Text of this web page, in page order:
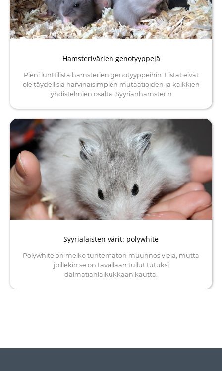
Hamsterivärien genotyyppejä
Pieni lunttilista hamsterien genotyyppeihin. Listat eivät
ole täydellisiä harvinaisimpien mutaatioiden ja kaikkien
yhdistelmien osalta. Syyrianhamsterin
Syyrialaisten värit: polywhite
Polywhite on melko tuntematon muunnos vielä, mutta
joillekin se on tavallaan tullut tutuksi
dalmatianlaikukkaan kautta.